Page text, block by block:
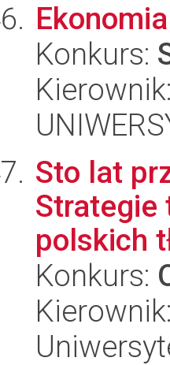
Konkurs:
Sto lat
Strategie
polskich
Konkurs: